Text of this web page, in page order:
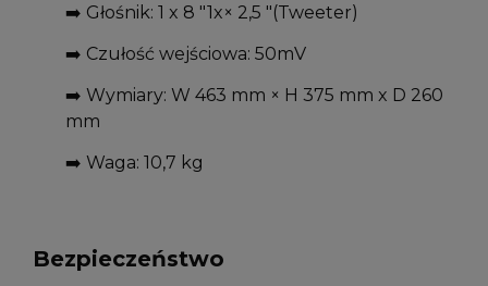
➡️ Głośnik: 1 x 8 "1x× 2,5 "(Tweeter)
➡️ Czułość wejściowa: 50mV
➡️ Wymiary: W 463 mm × H 375 mm x D 260
mm
➡️ Waga: 10,7 kg
Bezpieczeństwo